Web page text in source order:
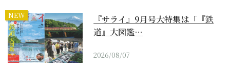
NEW
『サライ』9月号大特集は「『鉄
道』大図鑑…
2026/08/07